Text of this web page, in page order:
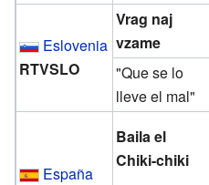
Eslovenia
RTVSLO
Vrag naj
vzame
"Que se lo
lleve el mal"
España
Baila el
Chiki-chiki